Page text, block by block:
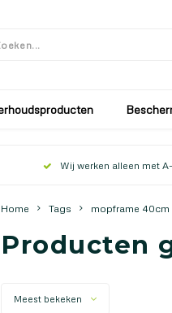
Wij werken alleen met
Home Tags mopframe 40cm
Producten
Meest bekeken